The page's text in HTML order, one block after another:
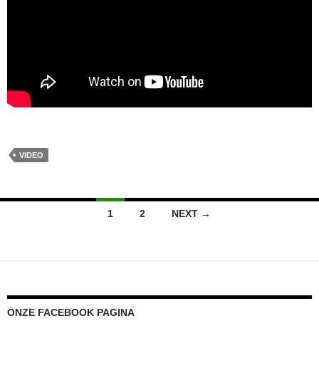
VIDEO
1 2 NEXT →
ONZE FACEBOOK PAGINA